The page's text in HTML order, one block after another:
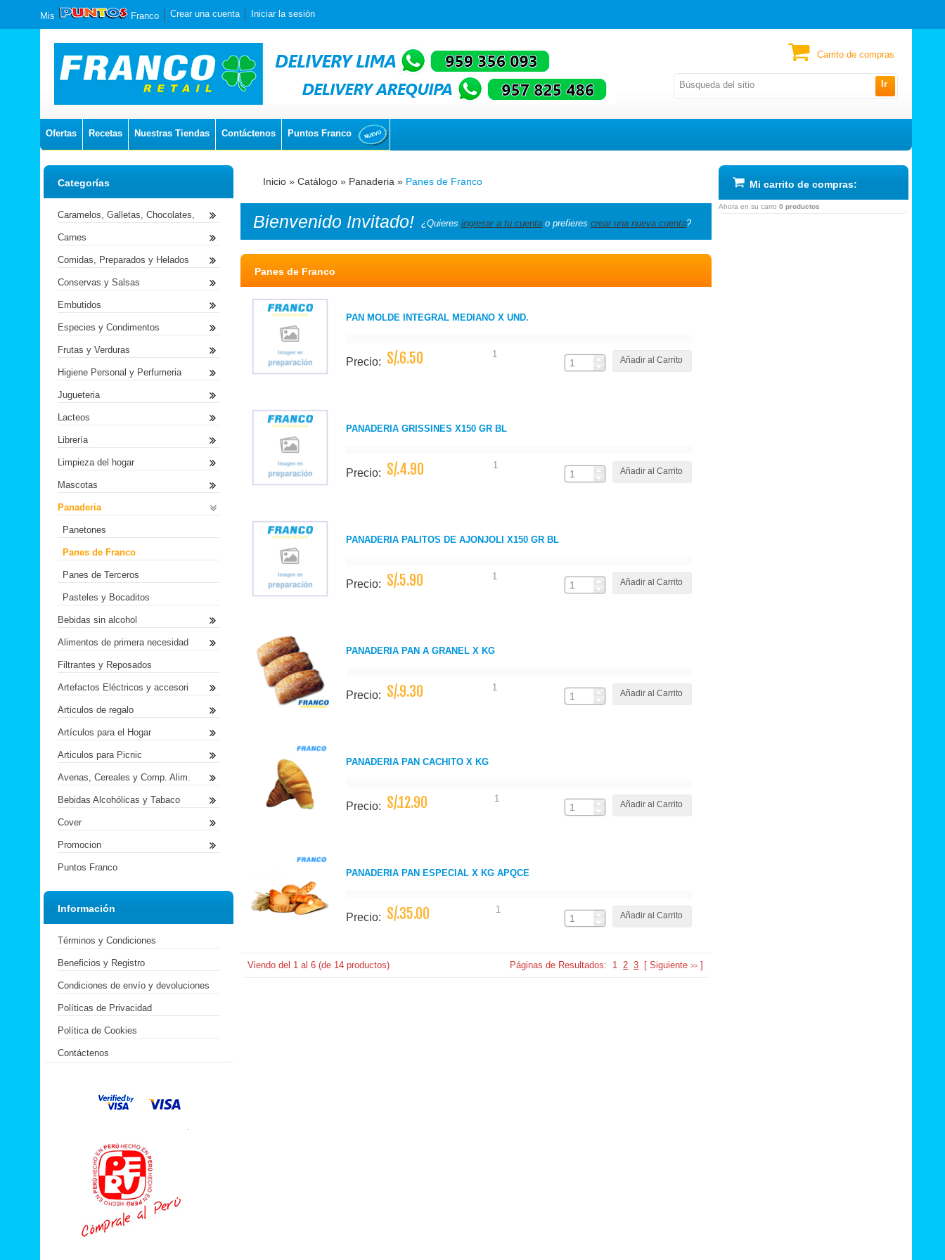
Ir
Mis Franco Crear una cuenta Iniciar la sesión
Ofertas Recetas Nuestras Tiendas Contáctenos Puntos Franco
Carrito de compras
Inicio » Catálogo » Panaderia » Panes de Franco
Bienvenido Invitado! ¿Quieres ingresar a tu cuenta o prefieres crear una nueva cuenta?
Panes de Franco
PAN MOLDE INTEGRAL MEDIANO X UND.
Precio: S/.6.50 1
Añadir al Carrito
PANADERIA GRISSINES X150 GR BL
Precio: S/.4.90 1
Añadir al Carrito
PANADERIA PALITOS DE AJONJOLI X150 GR BL
Precio: S/.5.90 1
Añadir al Carrito
PANADERIA PAN A GRANEL X KG
Precio: S/.9.30 1
Añadir al Carrito
PANADERIA PAN CACHITO X KG
Precio: S/.12.90 1
Añadir al Carrito
PANADERIA PAN ESPECIAL X KG APQCE
Precio: S/.35.00 1
Añadir al Carrito
Viendo del 1 al 6 (de 14 productos) Páginas de Resultados: 1 2 3 [ Siguiente >> ]
Categorías
Caramelos, Galletas, Chocolates,
Carnes
Comidas, Preparados y Helados
Conservas y Salsas
Embutidos
Especies y Condimentos
Frutas y Verduras
Higiene Personal y Perfumeria
Jugueteria
Lacteos
Librería
Limpieza del hogar
Mascotas
Panaderia
Panetones
Panes de Franco
Panes de Terceros
Pasteles y Bocaditos
Bebidas sin alcohol
Alimentos de primera necesidad
Filtrantes y Reposados
Artefactos Eléctricos y accesori
Articulos de regalo
Artículos para el Hogar
Articulos para Picnic
Avenas, Cereales y Comp. Alim.
Bebidas Alcohólicas y Tabaco
Cover
Promocion
Puntos Franco
Información
Términos y Condiciones
Beneficios y Registro
Condiciones de envío y devoluciones
Políticas de Privacidad
Política de Cookies
Contáctenos
.
Mi carrito de compras:
Ahora en su carro 0 productos